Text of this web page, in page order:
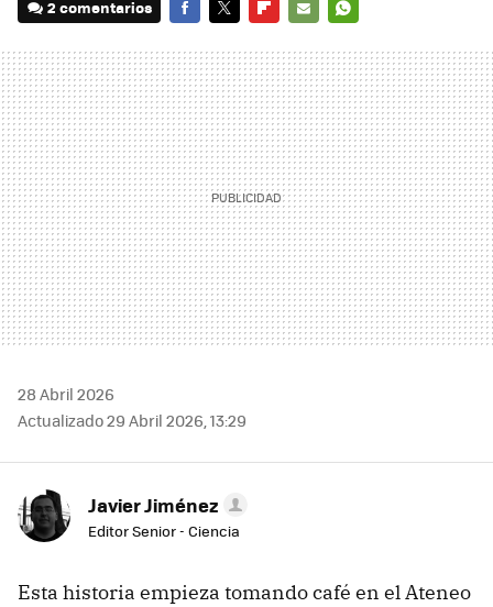
2 comentarios
MAIL
28 Abril 2026
Actualizado 29 Abril 2026, 13:29
Javier Jiménez
Editor Senior - Ciencia
Esta historia empieza tomando café en el Ateneo